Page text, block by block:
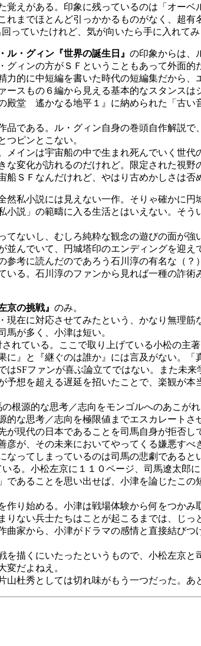
えがある。印象に残っているのは「オーベ
までほとんど引っかかるものがなく、超有
っていたけれど、気が向いたら手に入れてみ
ル・グィン『世界の誕生日』 の印象からは、
ィンの方がＳＦということもあって外面的
的に中短編を書いた時代の短編集だから、
スもの６編から見える基本的なスタンスは
殿堂 遙かなる地平１』に納められた「古い
である。ル・グィン自身の巻頭自作解説で
ピンとこない。
インは宇宙船の中で生まれ死んでいく世代
変化が訪れるのだけれど。限定された視野
ＳＦなんだけれど、やはり古めかしさは否
然私小説には見えない一作。そりゃ確かに円
説」の範疇に入る生活とはいえない。そう
ないし、むしろ純粋な観念の遊びの面が強
んでいて、円城塔印のエンディングを迎え
考に読んだのであろう石川淳の有名な（？
る。石川淳のファンから見れば一種の詐
の挑戦』 のみ。
在に対応させてみたという、かなり無理筋
が多く、小津は短い。
ている。ここで取り上げている小松の主著
』と『継ぐのは誰か』には言及がない。「
SFファンが喜ぶ論立てではない。また未来
想を超える遅延を招いたことで、楽観が本
根源的な思考／志向をモンゴルへのあこが
な思考／志向を極限値までエスカレート
現代の日本であることを司馬自身が拒否
が、その未来においてやってくる嫌悪す
ってしまっているのは司馬の悲劇であると
る。小松左京に１１０ページ、司馬遼太郎
あることを思い出せば、小津を論じたこの
り始める。小津は戦場体験から何をつかみ
ない兵士たちはことが起こるまでは、じっ
家から、小津がドラマの感情と直接結び
描くにいたったというもので、小松左京と
変だよねえ。
杜秀としては切れ味がもう一つだった。あ